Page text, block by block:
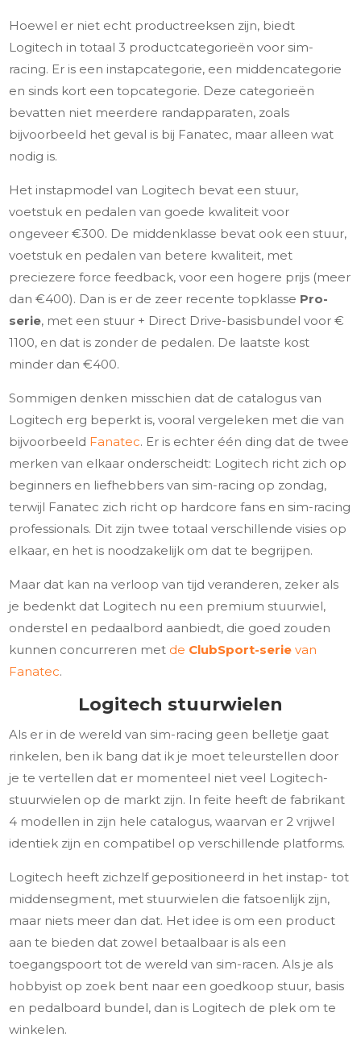
Hoewel er niet echt productreeksen zijn, biedt
Logitech in totaal 3 productcategorieën voor sim-
racing. Er is een instapcategorie, een middencategorie
en sinds kort een topcategorie. Deze categorieën
bevatten niet meerdere randapparaten, zoals
bijvoorbeeld het geval is bij Fanatec, maar alleen wat
nodig is.
Het instapmodel van Logitech bevat een stuur,
voetstuk en pedalen van goede kwaliteit voor
ongeveer €300. De middenklasse bevat ook een stuur,
voetstuk en pedalen van betere kwaliteit, met
preciezere force feedback, voor een hogere prijs (meer
dan €400). Dan is er de zeer recente topklasse Pro-
serie, met een stuur + Direct Drive-basisbundel voor €
1100, en dat is zonder de pedalen. De laatste kost
minder dan €400.
Sommigen denken misschien dat de catalogus van
Logitech erg beperkt is, vooral vergeleken met die van
bijvoorbeeld Fanatec. Er is echter één ding dat de twee
merken van elkaar onderscheidt: Logitech richt zich op
beginners en liefhebbers van sim-racing op zondag,
terwijl Fanatec zich richt op hardcore fans en sim-racing
professionals. Dit zijn twee totaal verschillende visies op
elkaar, en het is noodzakelijk om dat te begrijpen.
Maar dat kan na verloop van tijd veranderen, zeker als
je bedenkt dat Logitech nu een premium stuurwiel,
onderstel en pedaalbord aanbiedt, die goed zouden
kunnen concurreren met de ClubSport-serie van
Fanatec.
Logitech stuurwielen
Als er in de wereld van sim-racing geen belletje gaat
rinkelen, ben ik bang dat ik je moet teleurstellen door
je te vertellen dat er momenteel niet veel Logitech-
stuurwielen op de markt zijn. In feite heeft de fabrikant
4 modellen in zijn hele catalogus, waarvan er 2 vrijwel
identiek zijn en compatibel op verschillende platforms.
Logitech heeft zichzelf gepositioneerd in het instap- tot
middensegment, met stuurwielen die fatsoenlijk zijn,
maar niets meer dan dat. Het idee is om een product
aan te bieden dat zowel betaalbaar is als een
toegangspoort tot de wereld van sim-racen. Als je als
hobbyist op zoek bent naar een goedkoop stuur, basis
en pedalboard bundel, dan is Logitech de plek om te
winkelen.